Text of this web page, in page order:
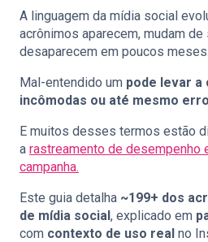
A linguagem da mídia social
acrônimos aparecem, mudam
desaparecem em poucos meses.
Mal-entendido um pode levar
incômodas ou até mesmo
E muitos desses termos estão
a rastreamento de desempenho
campanha.
Este guia detalha ~199+ dos
de mídia social, explicado em
com contexto de uso real no